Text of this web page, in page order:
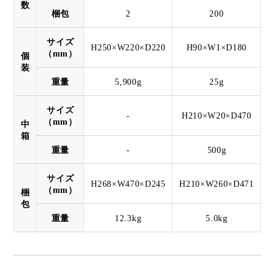
数
梱包 2 200
個
装
サイズ
（mm）
H250×W220×D220 H90×W1×D180
重量 5,900g 25g
中
箱
サイズ
（mm）
- H210×W20×D470
重量 - 500g
梱
包
サイズ
（mm）
H268×W470×D245 H210×W260×D471
重量 12.3kg 5.0kg